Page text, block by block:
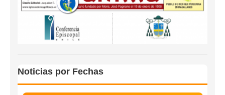
Noticias por Fechas